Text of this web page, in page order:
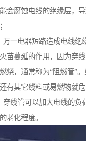
会腐蚀电线的绝缘层，
万一电器短路造成电线绝
苗蔓延的作用，因为穿
烧，通常称为“阻燃管”
有其它线料或易燃物就危
穿线管可以加大电线的负
老化程度。